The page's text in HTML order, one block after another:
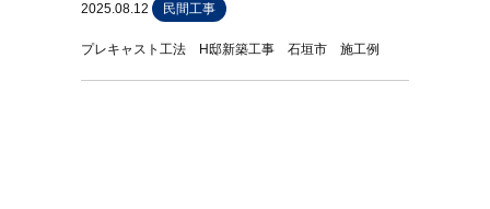
2025.08.12 民間工事
プレキャスト工法 H邸新築工事 石垣市 施工例